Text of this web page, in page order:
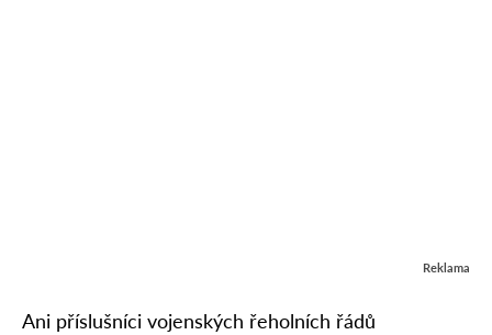
Reklama
Ani příslušníci vojenských řeholních řádů